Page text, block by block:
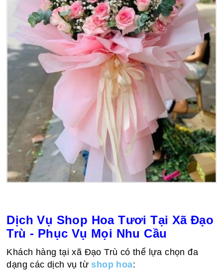
Dịch Vụ Shop Hoa Tươi Tại Xã Đạo
Trù - Phục Vụ Mọi Nhu Cầu
Khách hàng tại xã Đạo Trù có thể lựa chọn đa
dạng các dịch vụ từ shop hoa: